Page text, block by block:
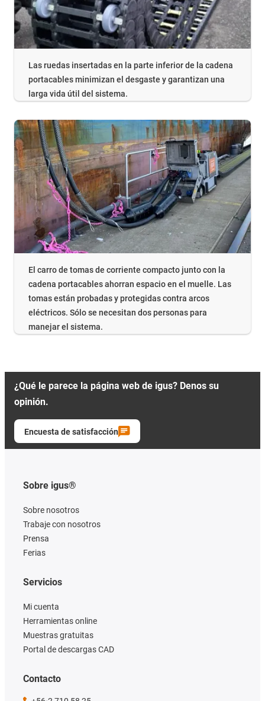
Las ruedas insertadas en la parte inferior de la cadena
portacables minimizan el desgaste y garantizan una
larga vida útil del sistema.
El carro de tomas de corriente compacto junto con la
cadena portacables ahorran espacio en el muelle. Las
tomas están probadas y protegidas contra arcos
eléctricos. Sólo se necesitan dos personas para
manejar el sistema.
¿Qué le parece la página web de igus? Denos su
opinión.
Encuesta de satisfacción
Sobre igus®
Sobre nosotros
Trabaje con nosotros
Prensa
Ferias
Servicios
Mi cuenta
Herramientas online
Muestras gratuitas
Portal de descargas CAD
Contacto